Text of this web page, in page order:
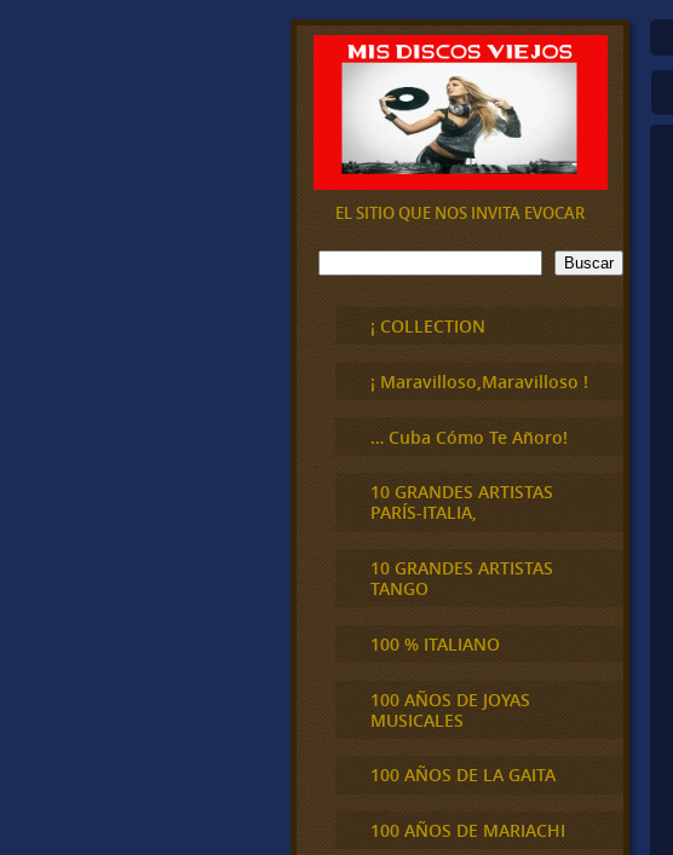
EL SITIO QUE NOS INVITA EVOCAR
B
u
Buscar
¡ COLLECTION
¡ Maravilloso,Maravilloso !
… Cuba Cómo Te Añoro!
10 GRANDES ARTISTAS
PARÍS-ITALIA,
10 GRANDES ARTISTAS
TANGO
100 % ITALIANO
100 AÑOS DE JOYAS
MUSICALES
100 AÑOS DE LA GAITA
100 AÑOS DE MARIACHI